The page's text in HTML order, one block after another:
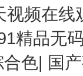
视频在线
精品无
合色| 国